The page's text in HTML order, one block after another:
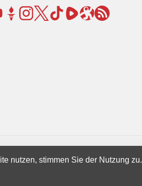
nutzen, stimmen Sie der Nutzung zu.